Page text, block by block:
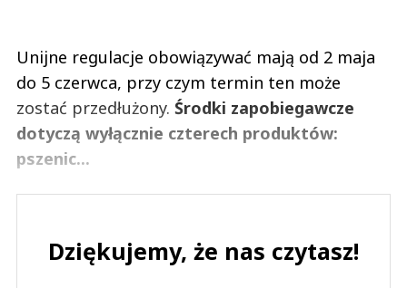
Unijne regulacje obowiązywać mają od 2 maja
do 5 czerwca, przy czym termin ten może
zostać przedłużony. Środki zapobiegawcze
dotyczą wyłącznie czterech produktów:
pszenic...
Dziękujemy, że nas czytasz!